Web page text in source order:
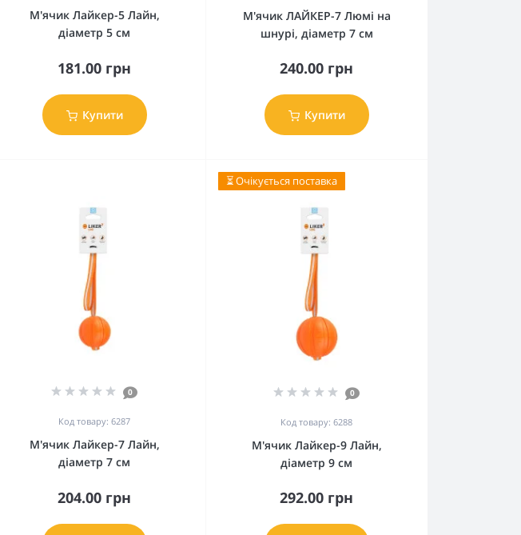
М'ячик Лайкер-5 Лайн,
діаметр 5 см
181.00 грн
Купити
М'ячик ЛАЙКЕР-7 Люмі на
шнурі, діаметр 7 см
240.00 грн
Купити
0
Код товару: 6287
М'ячик Лайкер-7 Лайн,
діаметр 7 см
204.00 грн
⏳ Очікується поставка
0
Код товару: 6288
М'ячик Лайкер-9 Лайн,
діаметр 9 см
292.00 грн